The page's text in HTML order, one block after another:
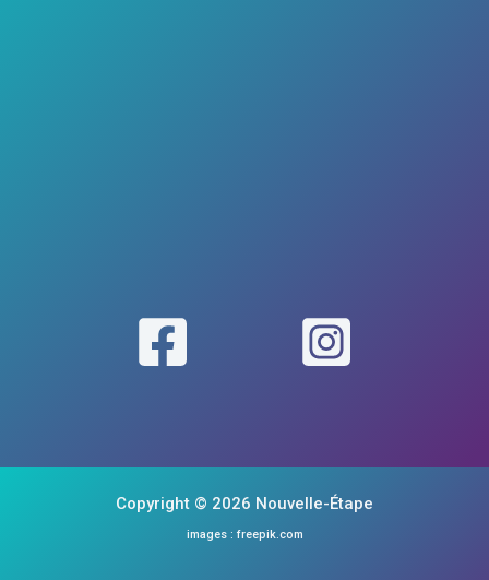
Copyright © 2026 Nouvelle-Étape
images : freepik.com